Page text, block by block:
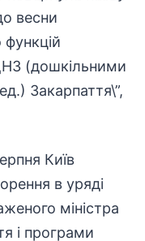
весни
(дошкільними
Закарпаття\”,
Київ
в уряді
міністра
і програми